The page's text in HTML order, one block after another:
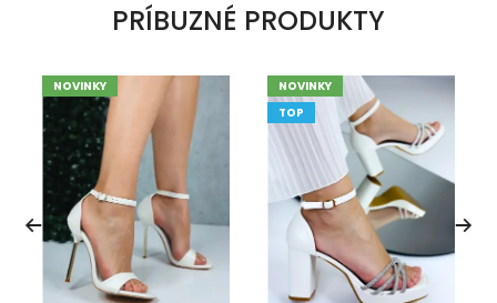
PRÍBUZNÉ PRODUKTY
NOVINKY
NOVINKY
TOP